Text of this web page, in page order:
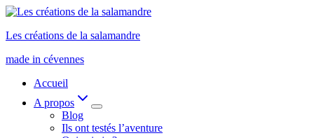
Aller
contenu
Les créations de la salamandre
made in cévennes
Accueil
A propos
Blog
Ils ont testés l’aventure